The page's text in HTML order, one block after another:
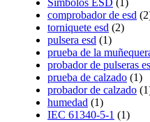
Símbolos ESD (1)
comprobador de esd
torniquete esd (2)
pulsera esd (1)
prueba de la
probador de pulseras
prueba de calzado (1)
probador de calzado
humedad (1)
IEC 61340-5-1 (1)